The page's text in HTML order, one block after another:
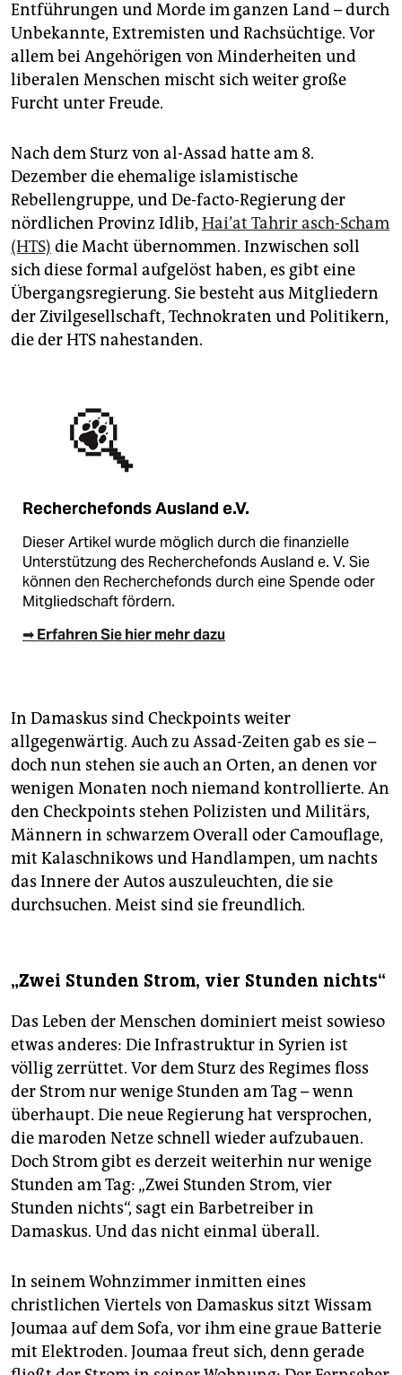
Entführungen und Morde im ganzen Land – durch
Unbekannte, Extremisten und Rachsüchtige. Vor
allem bei Angehörigen von Minderheiten und
liberalen Menschen mischt sich weiter große
Furcht unter Freude.
Nach dem Sturz von al-Assad hatte am 8.
Dezember die ehemalige islamistische
Rebellengruppe, und De-facto-Regierung der
nördlichen Provinz Idlib, Hai’at Tahrir asch-Scham
(HTS) die Macht übernommen. Inzwischen soll
sich diese formal aufgelöst haben, es gibt eine
Übergangsregierung. Sie besteht aus Mitgliedern
der Zivilgesellschaft, Technokraten und Politikern,
die der HTS nahestanden.
Recherchefonds Ausland e.V.
Dieser Artikel wurde möglich durch die finanzielle
Unterstützung des Recherchefonds Ausland e. V. Sie
können den Recherchefonds durch eine Spende oder
Mitgliedschaft fördern.
➡ Erfahren Sie hier mehr dazu
In Damaskus sind Checkpoints weiter
allgegenwärtig. Auch zu Assad-Zeiten gab es sie –
doch nun stehen sie auch an Orten, an denen vor
wenigen Monaten noch niemand kon­trollierte. An
den Checkpoints stehen Polizisten und Militärs,
Männern in schwarzem Overall oder Camouflage,
mit Kalaschnikows und Handlampen, um nachts
das Innere der Autos auszuleuchten, die sie
durchsuchen. Meist sind sie freundlich.
„Zwei Stunden Strom, vier Stunden nichts“
Das Leben der Menschen dominiert meist sowieso
etwas anderes: Die Infrastruktur in Syrien ist
völlig zerrüttet. Vor dem Sturz des Regimes floss
der Strom nur wenige Stunden am Tag – wenn
überhaupt. Die neue Regierung hat versprochen,
die maroden Netze schnell wieder aufzubauen.
Doch Strom gibt es derzeit weiterhin nur wenige
Stunden am Tag: „Zwei Stunden Strom, vier
Stunden nichts“, sagt ein Barbetreiber in
Damaskus. Und das nicht einmal überall.
In seinem Wohnzimmer inmitten eines
christlichen Viertels von Damaskus sitzt Wissam
Joumaa auf dem Sofa, vor ihm eine graue Batterie
mit Elek­troden. Joumaa freut sich, denn gerade